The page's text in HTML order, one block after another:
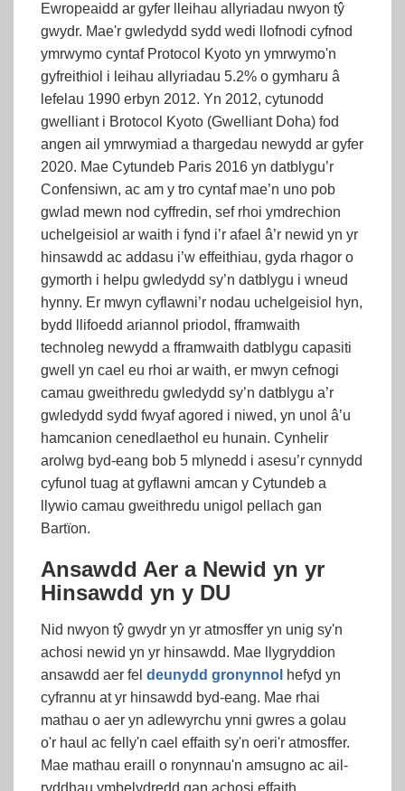
Ewropeaidd ar gyfer lleihau allyriadau nwyon tŷ
gwydr. Mae'r gwledydd sydd wedi llofnodi cyfnod
ymrwymo cyntaf Protocol Kyoto yn ymrwymo'n
gyfreithiol i leihau allyriadau 5.2% o gymharu â
lefelau 1990 erbyn 2012. Yn 2012, cytunodd
gwelliant i Brotocol Kyoto (Gwelliant Doha) fod
angen ail ymrwymiad a thargedau newydd ar gyfer
2020. Mae Cytundeb Paris 2016 yn datblygu’r
Confensiwn, ac am y tro cyntaf mae’n uno pob
gwlad mewn nod cyffredin, sef rhoi ymdrechion
uchelgeisiol ar waith i fynd i’r afael â’r newid yn yr
hinsawdd ac addasu i’w effeithiau, gyda rhagor o
gymorth i helpu gwledydd sy’n datblygu i wneud
hynny. Er mwyn cyflawni’r nodau uchelgeisiol hyn,
bydd llifoedd ariannol priodol, fframwaith
technoleg newydd a fframwaith datblygu capasiti
gwell yn cael eu rhoi ar waith, er mwyn cefnogi
camau gweithredu gwledydd sy’n datblygu a’r
gwledydd sydd fwyaf agored i niwed, yn unol â’u
hamcanion cenedlaethol eu hunain. Cynhelir
arolwg byd-eang bob 5 mlynedd i asesu’r cynnydd
cyfunol tuag at gyflawni amcan y Cytundeb a
llywio camau gweithredu unigol pellach gan
Bartïon.
Ansawdd Aer a Newid yn yr
Hinsawdd yn y DU
Nid nwyon tŷ gwydr yn yr atmosffer yn unig sy'n
achosi newid yn yr hinsawdd. Mae llygryddion
ansawdd aer fel deunydd gronynnol hefyd yn
cyfrannu at yr hinsawdd byd-eang. Mae rhai
mathau o aer yn adlewyrchu ynni gwres a golau
o'r haul ac felly'n cael effaith sy'n oeri'r atmosffer.
Mae mathau eraill o ronynnau'n amsugno ac ail-
ryddhau ymbelydredd gan achosi effaith